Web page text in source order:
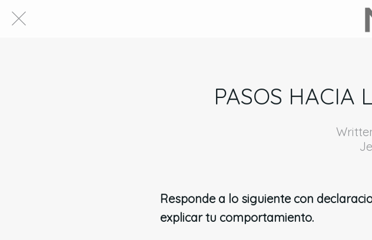
PASOS HACIA
Responde a lo siguiente con
explicar tu comportamiento.